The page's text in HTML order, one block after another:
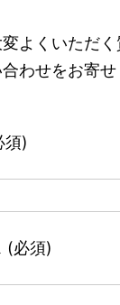
よくいただく
わせをお寄せ
須)
(必須)